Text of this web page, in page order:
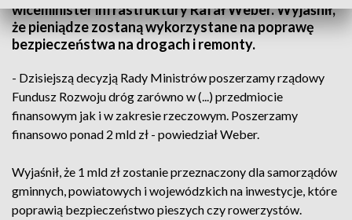
wiceminister infrastruktury Rafał Weber. Wyjaśnił,
że pieniądze zostaną wykorzystane na poprawę
bezpieczeństwa na drogach i remonty.
- Dzisiejszą decyzją Rady Ministrów poszerzamy rządowy
Fundusz Rozwoju dróg zarówno w (...) przedmiocie
finansowym jak i w zakresie rzeczowym. Poszerzamy
finansowo ponad 2 mld zł - powiedział Weber.
Wyjaśnił, że 1 mld zł zostanie przeznaczony dla samorządów
gminnych, powiatowych i wojewódzkich na inwestycje, które
poprawią bezpieczeństwo pieszych czy rowerzystów.